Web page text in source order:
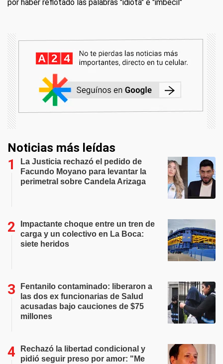
por haber reflotado las palabras "idiota" e "imbécil"
Noticias más leídas
La Justicia rechazó el pedido de
Facundo Moyano para levantar la
perimetral sobre Candela Arizaga
Impactante choque entre un tren de
carga y un colectivo en La Boca:
siete heridos
Fentanilo contaminado: liberaron a
las dos ex funcionarias de Salud
acusadas bajo cauciones de $75
millones
Rechazó la libertad condicional y
pidió seguir preso por amor: "Me